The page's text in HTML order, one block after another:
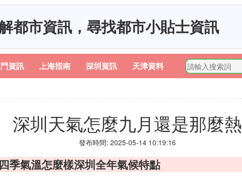
都市資訊，尋找都市小貼士資訊
資訊 上海指南 深圳資訊 天津資料
深圳天氣怎麼九月還是那麼熱
發布時間: 2025-05-14 10:19:16
季氣溫怎麼樣深圳全年氣候特點